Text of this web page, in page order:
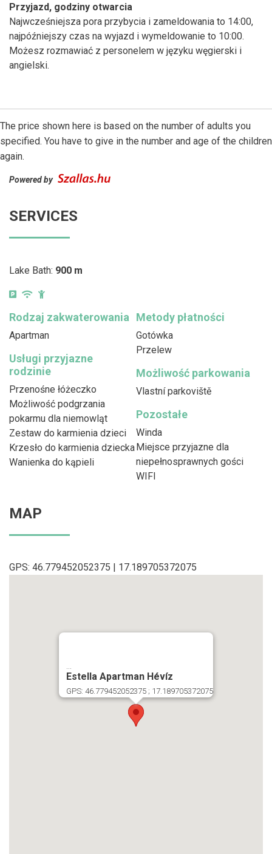
Przyjazd, godziny otwarcia
Najwcześniejsza pora przybycia i zameldowania to 14:00,
najpóźniejszy czas na wyjazd i wymeldowanie to 10:00.
Możesz rozmawiać z personelem w języku węgierski i
angielski.
The price shown here is based on the number of adults you
specified. You have to give in the number and age of the children
again.
Powered by
SERVICES
Lake Bath: 900 m
Rodzaj zakwaterowania
Apartman
Metody płatności
Gotówka
Przelew
Usługi przyjazne
rodzinie
Przenośne łóżeczko
Możliwość podgrzania
pokarmu dla niemowląt
Zestaw do karmienia dzieci
Krzesło do karmienia dziecka
Wanienka do kąpieli
Możliwość parkowania
Vlastní parkoviště
Pozostałe
Winda
Miejsce przyjazne dla
niepełnosprawnych gości
WIFI
MAP
GPS: 46.779452052375 | 17.189705372075
...
Estella Apartman Hévíz
GPS: 46.779452052375 ; 17.189705372075